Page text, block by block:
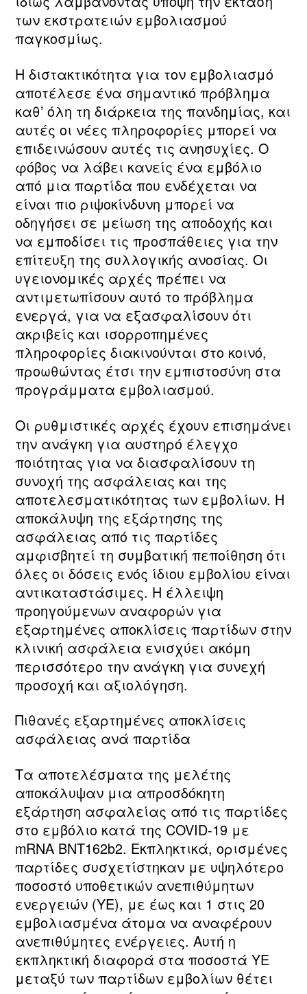
των εκστρατειών εμβολιασμού
παγκοσμίως.
Η διστακτικότητα για τον εμβολιασμό
αποτέλεσε ένα σημαντικό πρόβλημα
καθ’ όλη τη διάρκεια της πανδημίας, και
αυτές οι νέες πληροφορίες μπορεί να
επιδεινώσουν αυτές τις ανησυχίες. Ο
φόβος να λάβει κανείς ένα εμβόλιο
από μια παρτίδα που ενδέχεται να
είναι πιο ριψοκίνδυνη μπορεί να
οδηγήσει σε μείωση της αποδοχής και
να εμποδίσει τις προσπάθειες για την
επίτευξη της συλλογικής ανοσίας. Οι
υγειονομικές αρχές πρέπει να
αντιμετωπίσουν αυτό το πρόβλημα
ενεργά, για να εξασφαλίσουν ότι
ακριβείς και ισορροπημένες
πληροφορίες διακινούνται στο κοινό,
προωθώντας έτσι την εμπιστοσύνη στα
προγράμματα εμβολιασμού.
Οι ρυθμιστικές αρχές έχουν επισημάνει
την ανάγκη για αυστηρό έλεγχο
ποιότητας για να διασφαλίσουν τη
συνοχή της ασφάλειας και της
αποτελεσματικότητας των εμβολίων. Η
αποκάλυψη της εξάρτησης της
ασφάλειας από τις παρτίδες
αμφισβητεί τη συμβατική πεποίθηση ότι
όλες οι δόσεις ενός ίδιου εμβολίου είναι
αντικαταστάσιμες. Η έλλειψη
προηγούμενων αναφορών για
εξαρτημένες αποκλίσεις παρτίδων στην
κλινική ασφάλεια ενισχύει ακόμη
περισσότερο την ανάγκη για συνεχή
προσοχή και αξιολόγηση.
Πιθανές εξαρτημένες αποκλίσεις
ασφάλειας ανά παρτίδα
Τα αποτελέσματα της μελέτης
αποκάλυψαν μια απροσδόκητη
εξάρτηση ασφαλείας από τις παρτίδες
στο εμβόλιο κατά της COVID-19 με
mRNA BNT162b2. Εκπληκτικά, ορισμένες
παρτίδες συσχετίστηκαν με υψηλότερο
ποσοστό υποθετικών ανεπιθύμητων
ενεργειών (ΥΕ), με έως και 1 στις 20
εμβολιασμένα άτομα να αναφέρουν
ανεπιθύμητες ενέργειες. Αυτή η
εκπληκτική διαφορά στα ποσοστά ΥΕ
μεταξύ των παρτίδων εμβολίων θέτει